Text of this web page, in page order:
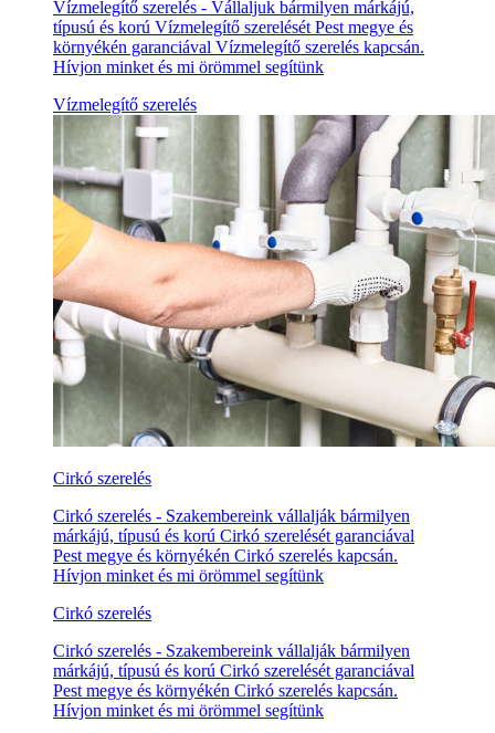
Vízmelegítő szerelés - Vállaljuk bármilyen márkájú,
típusú és korú Vízmelegítő szerelését Pest megye és
környékén garanciával Vízmelegítő szerelés kapcsán.
Hívjon minket és mi örömmel segítünk
Vízmelegítő szerelés
Cirkó szerelés
Cirkó szerelés - Szakembereink vállalják bármilyen
márkájú, típusú és korú Cirkó szerelését garanciával
Pest megye és környékén Cirkó szerelés kapcsán.
Hívjon minket és mi örömmel segítünk
Cirkó szerelés
Cirkó szerelés - Szakembereink vállalják bármilyen
márkájú, típusú és korú Cirkó szerelését garanciával
Pest megye és környékén Cirkó szerelés kapcsán.
Hívjon minket és mi örömmel segítünk